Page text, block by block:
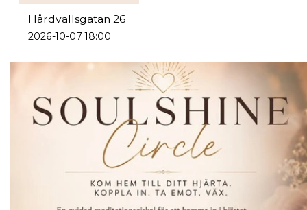
Hårdvallsgatan 26
2026-10-07 18:00